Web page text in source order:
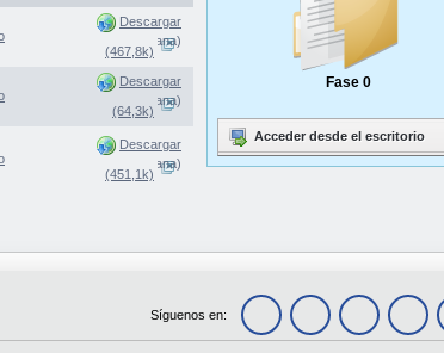
Descargar
(467,8k)
(Abre una nueva ventana)
Descargar
(64,3k)
(Abre una nueva ventana)
Descargar
(451,1k)
(Abre una nueva ventana)
Fase 0
Acceder desde el escritorio
Síguenos en: